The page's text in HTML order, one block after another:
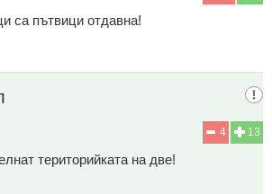
са пътвици отдавна!
13
4
територийката на две!